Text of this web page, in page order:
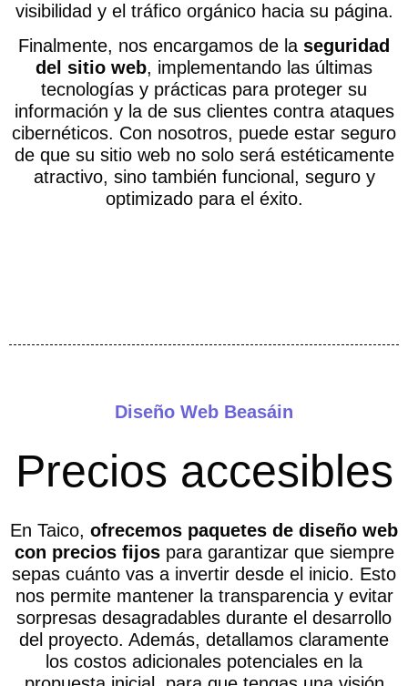
visibilidad y el tráfico orgánico hacia su página.
Finalmente, nos encargamos de la seguridad
del sitio web, implementando las últimas
tecnologías y prácticas para proteger su
información y la de sus clientes contra ataques
cibernéticos. Con nosotros, puede estar seguro
de que su sitio web no solo será estéticamente
atractivo, sino también funcional, seguro y
optimizado para el éxito.
Diseño Web Beasáin
Precios accesibles
En Taico, ofrecemos paquetes de diseño web
con precios fijospara garantizar que siempre
sepas cuánto vas a invertir desde el inicio. Esto
nos permite mantener la transparencia y evitar
sorpresas desagradables durante el desarrollo
del proyecto. Además, detallamos claramente
los costos adicionales potenciales en la